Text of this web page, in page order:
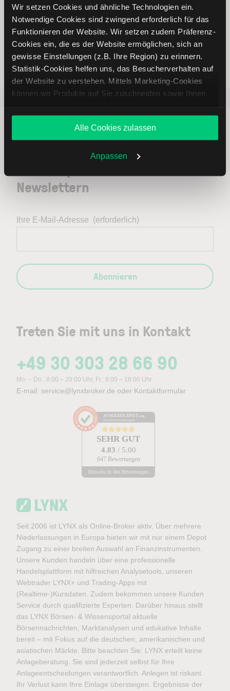
Wir setzen Cookies und ähnliche Technologien ein.
Notwendige Cookies sind zwingend erforderlich für das
Funktionieren der Website. Wir setzen zudem Präferenz-
Cookies ein, die es der Website ermöglichen, sich an
gewisse Einstellungen (z.B. Ihre Region) zu erinnern.
Statistik-Cookies helfen uns, das Besucherverhalten auf
der Website zu verstehen. Mittels Marketing-Cookies
können wir Produkte auf Sie zuschneiden sowie Ihnen
Angebote unterbreiten. Sie entscheiden, welche Cookies
Sie zulassen oder ablehnen. Ihre Entscheidung können
Sie jederzeit in denCookie-Einstellungenändern.
Weitere Infos auch in unsererDatenschutzerklärung
Alle Cookies zulassen
Anpassen
Weltweites Handeln
Beliebt ETR:PLUN Aktien im
Treten Sie mit uns in Kontakt
+49 30 303 28 66 90
Mo. – Do.: 8:00 – 20:00 Uhr, Fr.: 8:00 – 18:00 Uhr
E-mail: service@lynxbroker.de oder Kontaktformular
AUSGEZEICHNET .org
Kundenbewertungen
SEHR GUT
4.83 / 5.00
647 Bewertungen
Hinweis zu den Bewertungen
Newslettern
Ihre E-Mail-Adresse (erforderlich)
Abonnieren
Seit 2006 ist LYNX als Online-Broker aktiv. Über mehrere
Niederlassungen in Europa bieten wir mit nur einem Depot
Zugang zu einer breiten Auswahl an Finanzinstrumenten.
Unsere Kunden handeln über eine professionelle
Handelsplattform mit hilfreichen Analysetools, unseren
Webtrader LYNX+ und Trading-Apps mit
(Realtime-)Kursdaten. Zudem bekommen unsere Kunden
Service durch qualifizierte Experten. Darüber hinaus stellt
das LYNX Börsen- & Wissensportal aktuelle
Börsennachrichten, Marktanalysen und edukative Inhalte
bereit – mit Fokus auf die deutschen, amerikanischen und
asiatischen Märkte. Bitte beachten Sie: LYNX erteilt keine
Anlageberatung. Sie sind jederzeit selbst für Ihre
Anlageentscheidungen verantwortlich. Anlegen ist riskant.
Ihr Verlust kann Ihre Einlage übersteigen. Ergebnisse der